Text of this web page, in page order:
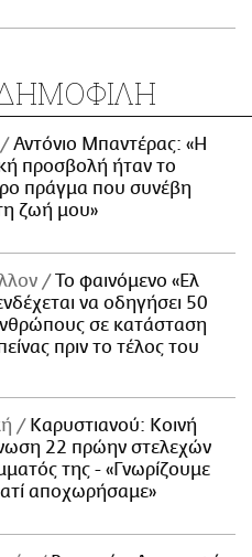
Αντόνιο Μπαντέρας: «Η
προσβολή ήταν το
πράγμα που συνέβη
ζωή μου»
Το φαινόμενο «Ελ
να οδηγήσει 50
σε κατάσταση
πριν το τέλος του
Καρυστιανού: Κοινή
22 πρώην στελεχών
της - «Γνωρίζουμε
αποχωρήσαμε»